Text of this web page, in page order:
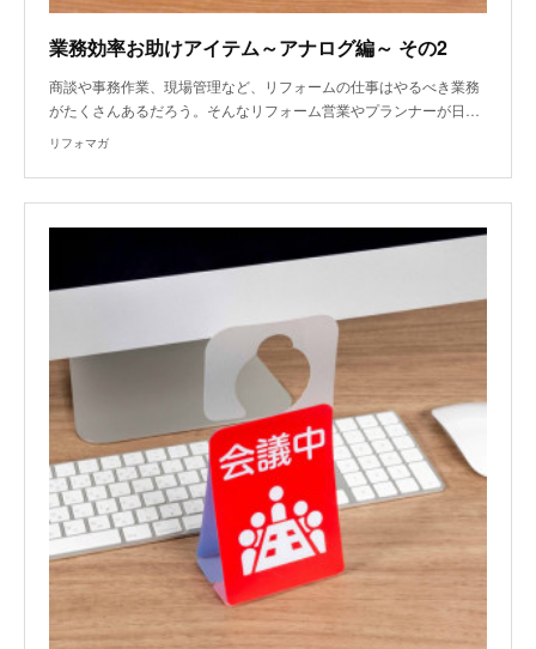
業務効率お助けアイテム～アナログ編～ その2
商談や事務作業、現場管理など、リフォームの仕事はやるべき業務
がたくさんあるだろう。そんなリフォーム営業やプランナーが日…
リフォマガ